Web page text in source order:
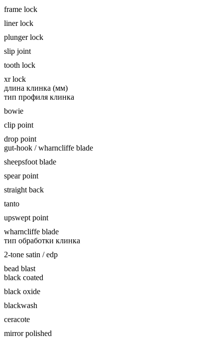
frame lock
liner lock
plunger lock
slip joint
tooth lock
xr lock
длина клинка (мм)
тип профиля клинка
bowie
clip point
drop point
gut-hook / wharncliffe blade
sheepsfoot blade
spear point
straight back
tanto
upswept point
wharncliffe blade
тип обработки клинка
2-tone satin / edp
bead blast
black coated
black oxide
blackwash
ceracote
mirror polished